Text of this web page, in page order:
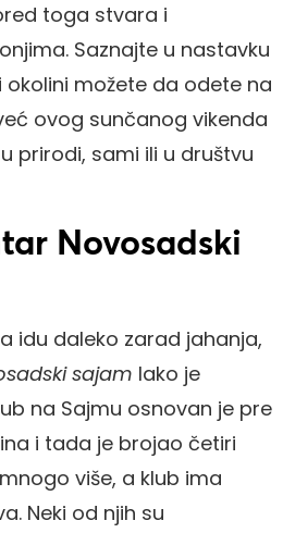
toga stvara i
Saznajte u nastavku
okolini možete da odete na
ovog sunčanog vikenda
prirodi, sami ili u društvu
Novosadski
idu daleko zarad jahanja,
sajam lako je
na Sajmu osnovan je pre
i tada je brojao četiri
više, a klub ima
Neki od njih su